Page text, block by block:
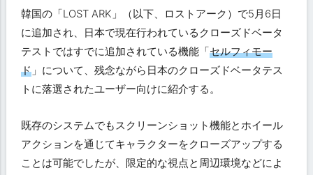
韓国の「LOST ARK」（以下、ロストアーク）で5月6日
に追加され、日本で現在行われているクローズドベータ
テストではすでに追加されている機能「セルフィモー
ド 」について、残念ながら日本のクローズドベータテス
トに落選されたユーザー向けに紹介する。
既存のシステムでもスクリーンショット機能とホイール
アクションを通じてキャラクターをクローズアップする
ことは可能でしたが、限定的な視点と周辺環境などによ